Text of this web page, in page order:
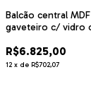
Balcão central
gaveteiro c/ vidro
R$6.825,00
12 x deR$702,07